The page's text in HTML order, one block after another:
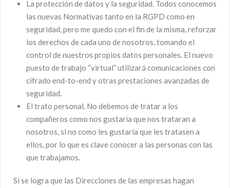
La protección de datos y la seguridad. Todos conocemos
las nuevas Normativas tanto en la RGPD como en
seguridad, pero me quedo con el fin de la misma, reforzar
los derechos de cada uno de nosotros, tomando el
control de nuestros propios datos personales. El nuevo
puesto de trabajo “virtual” utilizará comunicaciones con
cifrado end-to-end y otras prestaciones avanzadas de
seguridad.
El trato personal. No debemos de tratar a los
compañeros como nos gustaría que nos trataran a
nosotros, si no como les gustaría que les tratasen a
ellos, por lo que es clave conocer a las personas con las
que trabajamos.
Si se logra que las Direcciones de las empresas hagan